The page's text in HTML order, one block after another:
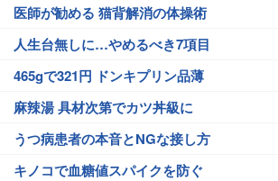
医師が勧める 猫背解消の体操術
人生台無しに…やめるべき7項目
465gで321円 ドンキプリン品薄
麻辣湯 具材次第でカツ丼級に
うつ病患者の本音とNGな接し方
キノコで血糖値スパイクを防ぐ